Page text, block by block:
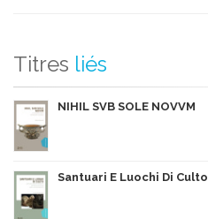
Titres liés
NIHIL SVB SOLE NOVVM
Santuari E Luochi Di Culto